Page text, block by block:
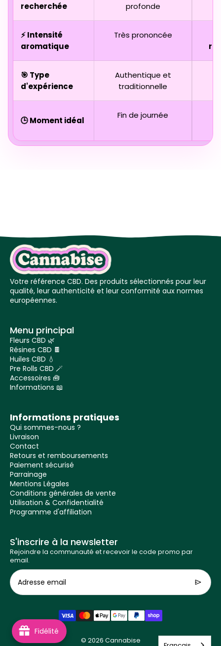
recherchée
profonde
⚡ Intensité
aromatique
Très prononcée
🎯 Type
d'expérience
Authentique et
traditionnelle
🕒 Moment idéal
Fin de journée
Votre référence CBD. Des produits sélectionnés pour leur
qualité, leur authenticité et leur conformité aux normes
européennes.
Menu principal
Fleurs CBD 🌿
Résines CBD 🍫
Huiles CBD 💧
Pre Rolls CBD 🪄
Accessoires 🧰
Informations 📖
Informations pratiques
Qui sommes-nous ?
Livraison
Contact
Retours et remboursements
Paiement sécurisé
Parrainage
Mentions Légales
Conditions générales de vente
Utilisation & Confidentialité
Programme d'affiliation
S'inscrire à la newsletter
Rejoindre la communauté et recevoir le code promo par
email.
Adresse email
© 2026 Cannabise
Fidélité